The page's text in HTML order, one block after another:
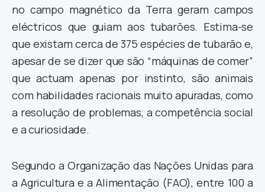
no campo magnético da Terra geram campos
eléctricos que guiam aos tubarões. Estima-se
que existam cerca de 375 espécies de tubarão e,
apesar de se dizer que são “máquinas de comer”
que actuam apenas por instinto, são animais
com habilidades racionais muito apuradas, como
a resolução de problemas, a competência social
e a curiosidade.
Segundo a Organização das Nações Unidas para
a Agricultura e a Alimentação (FAO), entre 100 a